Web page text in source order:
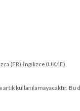
(FR),İngilizce (UK/IE)
kullanılamayacaktır. Bu